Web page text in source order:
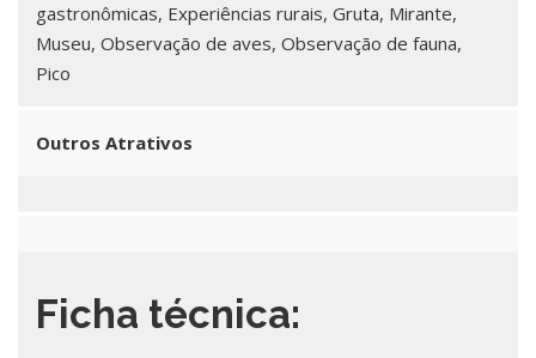
gastronômicas, Experiências rurais, Gruta, Mirante,
Museu, Observação de aves, Observação de fauna,
Pico
Outros Atrativos
Ficha técnica: